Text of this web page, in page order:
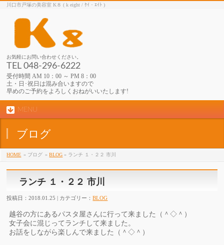
川口市戸塚の美容室 K８ ( k eight / ｹｲ・ｴｲﾄ )
お気軽にお問い合わせください。
TEL 048-296-6222
受付時間 AM 10：00 ～ PM 8：00
土・日･祝日は混み合いますので
早めのご予約をよろしくおねがいいたします!
MENU
ブログ
HOME » ブログ »BLOG » ランチ １・２２ 市川
ランチ １・２２ 市川
投稿日：2018.01.25 | カテゴリー：BLOG
越谷の方にあるパスタ屋さんに行って来ました（＾◇＾）
女子会に混じってランチして来ました。
お話をしながら楽しんで来ました（＾◇＾）